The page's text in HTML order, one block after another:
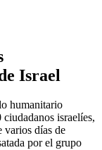
Israel
humanitario
israelíes,
varios días de
por el grupo